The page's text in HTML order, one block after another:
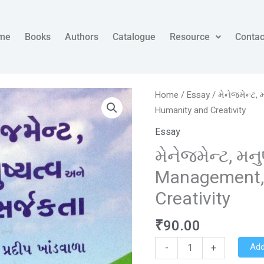
Books Authors Catalogue Resource
Home /Essay/ મેનેજમેન્ટ,
Humanity and Creativity
Essay
મેનેજમેન્ટ,
Creativity
₹90.00
-
મેનેજમેન્ટ,
મનુષ્યત્વ
અને
સર્જકતા
Management,
Humanity
and
Creativity
quantity
+